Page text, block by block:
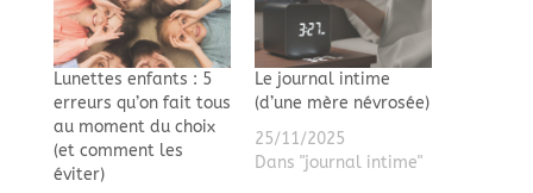
Lunettes enfants : 5
erreurs qu’on fait tous
au moment du choix
(et comment les
éviter)
Le journal intime
(d’une mère névrosée)
25/11/2025
Dans "journal intime"